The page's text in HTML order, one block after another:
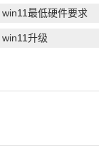
win11最低硬件要求
win11升级